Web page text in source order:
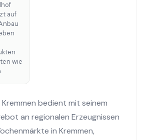
auf
wie
bedient mit seinem
an regionalen Erzeugnissen
in Kremmen,